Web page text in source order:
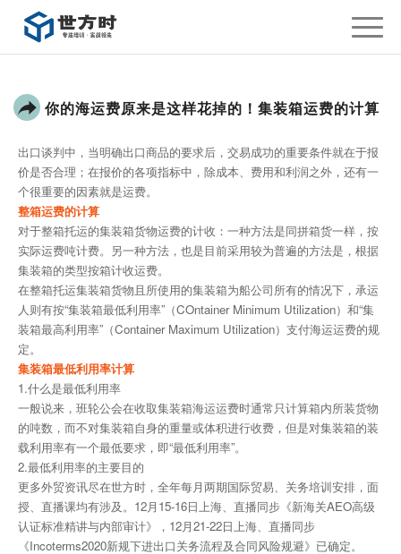
你的海运费原来是这样花掉的！集装箱运费的计算
出口谈判中，当明确出口商品的要求后，交易成功的重要条件就在于报
价是否合理；在报价的各项指标中，除成本、费用和利润之外，还有一
个很重要的因素就是运费。
整箱运费的计算
对于整箱托运的集装箱货物运费的计收：一种方法是同拼箱货一样，按
实际运费吨计费。另一种方法，也是目前采用较为普遍的方法是，根据
集装箱的类型按箱计收运费。
在整箱托运集装箱货物且所使用的集装箱为船公司所有的情况下，承运
人则有按“集装箱最低利用率”（COntainer Minimum Utilization）和“集
装箱最高利用率”（Container Maximum Utilization）支付海运运费的规
定。
集装箱最低利用率计算
1.什么是最低利用率
一般说来，班轮公会在收取集装箱海运运费时通常只计算箱内所装货物
的吨数，而不对集装箱自身的重量或体积进行收费，但是对集装箱的装
载利用率有一个最低要求，即“最低利用率”。
2.最低利用率的主要目的
更多外贸资讯尽在世方时，全年每月两期国际贸易、关务培训安排，面
授、直播课均有涉及。12月15-16日上海、直播同步《新海关AEO高级
认证标准精讲与内部审计》，12月21-22日上海、直播同步
《Incoterms2020新规下进出口关务流程及合同风险规避》已确定。